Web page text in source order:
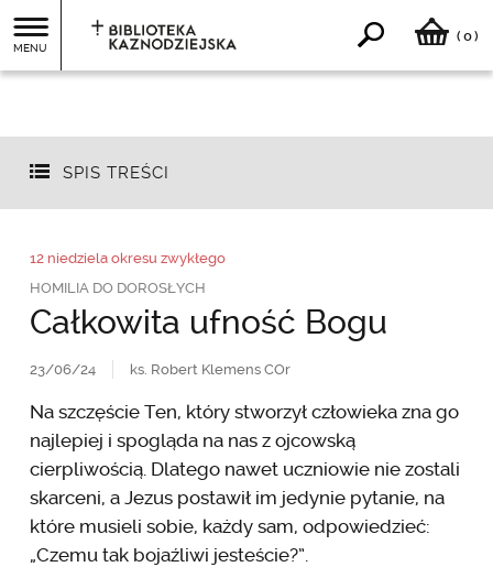
MENU
( 0)
SPIS TREŚCI
12 niedziela okresu zwykłego
HOMILIA DO DOROSŁYCH
Całkowita ufność Bogu
23/06/24 ks. Robert Klemens COr
Na szczęście Ten, który stworzył człowieka zna go
najlepiej i spogląda na nas z ojcowską
cierpliwością. Dlatego nawet uczniowie nie zostali
skarceni, a Jezus postawił im jedynie pytanie, na
które musieli sobie, każdy sam, odpowiedzieć:
„Czemu tak bojaźliwi jesteście?”.